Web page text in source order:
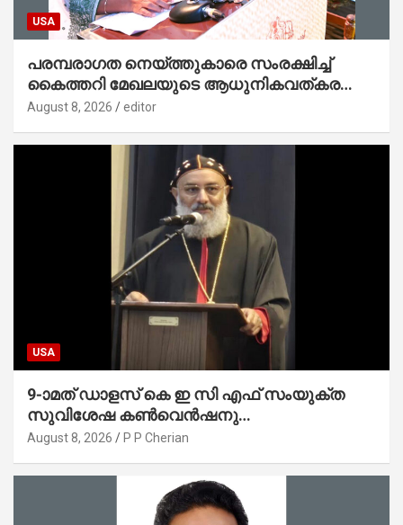
USA
പരമ്പരാഗത നെയ്ത്തുകാരെ സംരക്ഷിച്ച്
കൈത്തറി മേഖലയുടെ ആധുനികവത്കരണം
സാധ്യമാക്കും : ഡെപ്യൂട്ടി സ്പീക്കർ
August 8, 2026 editor
USA
9-ാമത് ഡാളസ് കെ ഇ സി എഫ് സംയുക്ത
സുവിശേഷ കൺവെൻഷനു
പ്രാർത്ഥനാനിർഭരമായ തുടക്കം
August 8, 2026 P P Cherian